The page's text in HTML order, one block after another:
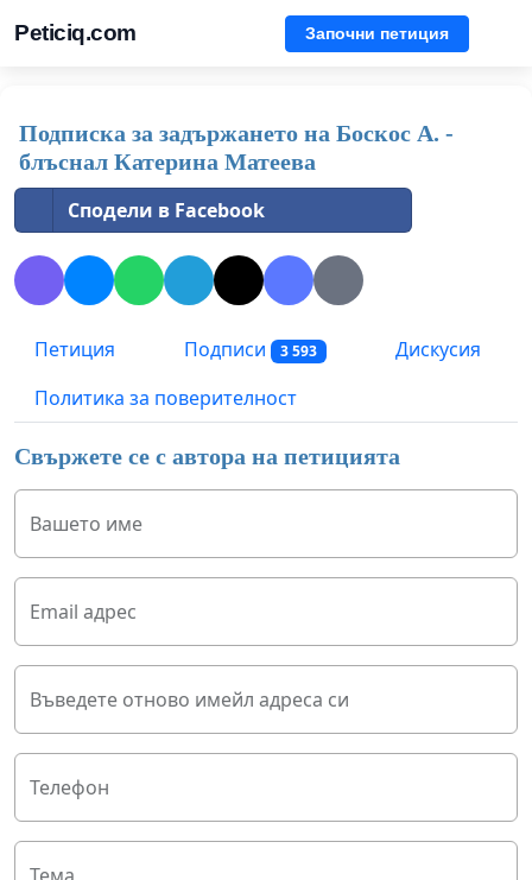
Peticiq.com Започни петиция
Подписка за задържането на Боскос А. -
блъснал Катерина Матеева
Сподели в Facebook
Петиция Подписи 3 593
Дискусия
Политика за поверителност
Свържете се с автора на петицията
Вашето име
Email адрес
Въведете отново имейл адреса си
Телефон